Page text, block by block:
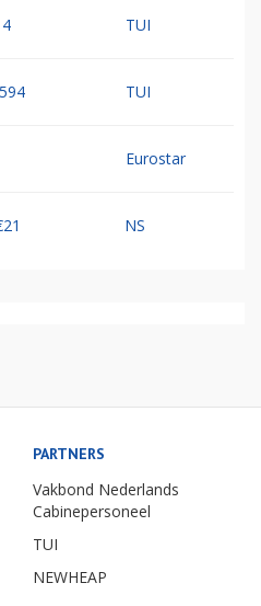
TUI
TUI
Eurostar
NS
PARTNERS
Vakbond Nederlands
Cabinepersoneel
TUI
NEWHEAP